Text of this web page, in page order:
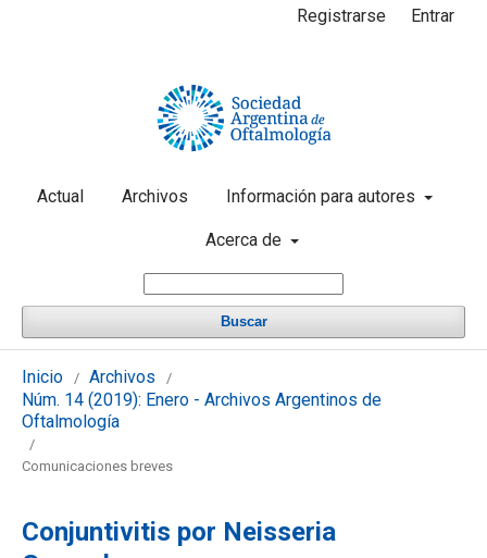
Actual Archivos Información para autores
Acerca de
Buscar
Registrarse Entrar
Inicio / Archivos /
Núm. 14 (2019): Enero - Archivos Argentinos de
Oftalmología
/
Comunicaciones breves
Conjuntivitis por Neisseria